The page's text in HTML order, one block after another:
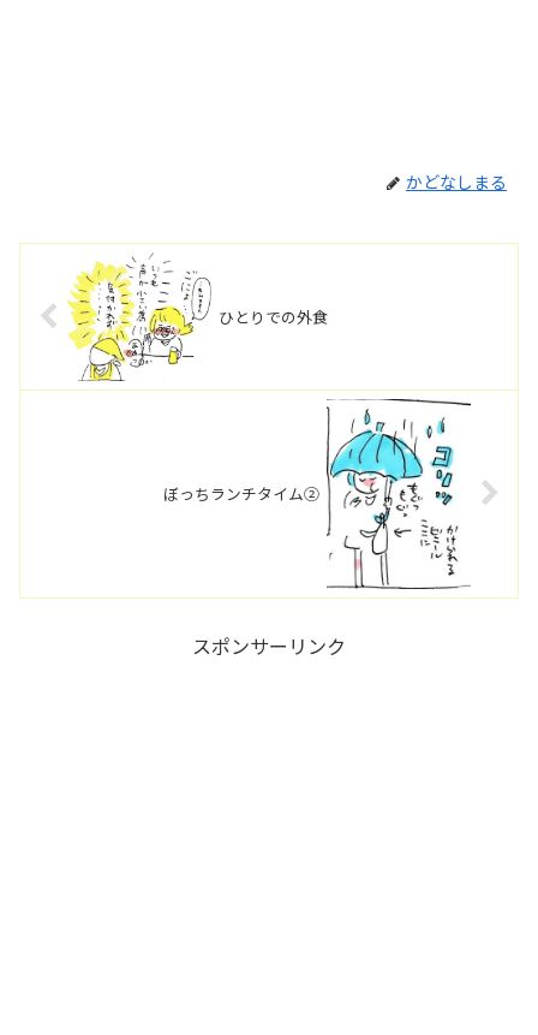
かどなしまる
ひとりでの外食
ぼっちランチタイム②
スポンサーリンク